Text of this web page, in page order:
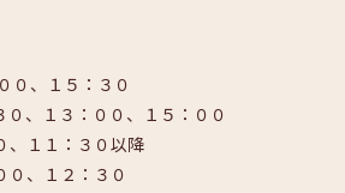
０、１５：３０
０、１３：００、１５：００
、１１：３０以降
０、１２：３０